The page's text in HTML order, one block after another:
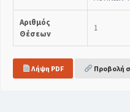
Αριθμός
Θέσεων
1
Λήψη PDF Προβολή